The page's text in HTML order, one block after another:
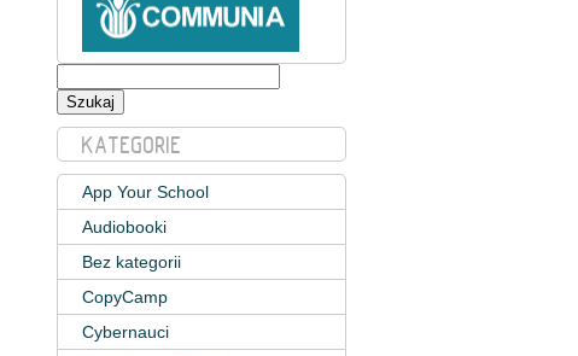
KATEGORIE
App Your School
Audiobooki
Bez kategorii
CopyCamp
Cybernauci